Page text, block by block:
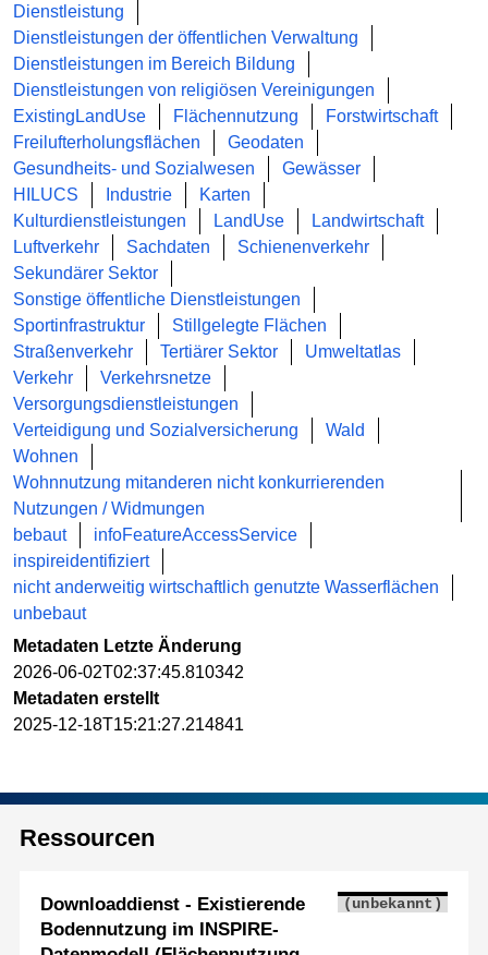
Dienstleistung
Dienstleistungen der öffentlichen Verwaltung
Dienstleistungen im Bereich Bildung
Dienstleistungen von religiösen Vereinigungen
ExistingLandUse
Flächennutzung
Forstwirtschaft
Freilufterholungsflächen
Geodaten
Gesundheits- und Sozialwesen
Gewässer
HILUCS
Industrie
Karten
Kulturdienstleistungen
LandUse
Landwirtschaft
Luftverkehr
Sachdaten
Schienenverkehr
Sekundärer Sektor
Sonstige öffentliche Dienstleistungen
Sportinfrastruktur
Stillgelegte Flächen
Straßenverkehr
Tertiärer Sektor
Umweltatlas
Verkehr
Verkehrsnetze
Versorgungsdienstleistungen
Verteidigung und Sozialversicherung
Wald
Wohnen
Wohnnutzung mitanderen nicht konkurrierenden
Nutzungen / Widmungen
bebaut
infoFeatureAccessService
inspireidentifiziert
nicht anderweitig wirtschaftlich genutzte Wasserflächen
unbebaut
Metadaten Letzte Änderung
2026-06-02T02:37:45.810342
Metadaten erstellt
2025-12-18T15:21:27.214841
Ressourcen
Downloaddienst - Existierende
Bodennutzung im INSPIRE-
(unbekannt)